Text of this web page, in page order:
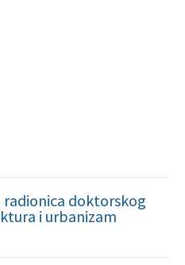
doktorskog
i urbanizam